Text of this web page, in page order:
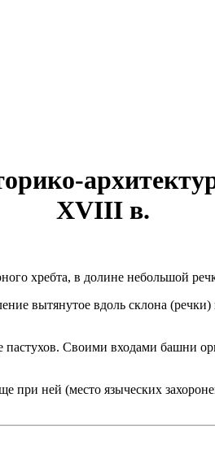
XVIII в.
хребта, в долине небольшой
вытянутое вдоль склона
Своими входами башни
при ней (место языческих